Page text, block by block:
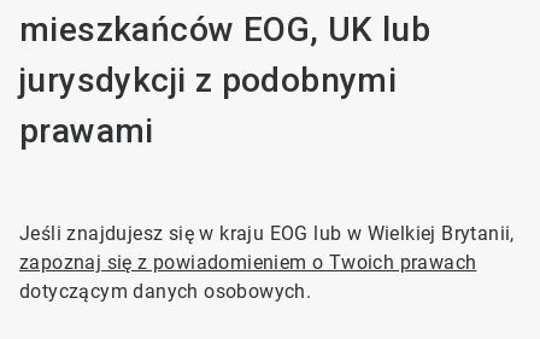
mieszkańców EOG, UK lub
jurysdykcji z podobnymi
prawami
Jeśli znajdujesz się w kraju EOG lub w Wielkiej Brytanii,
zapoznaj się z powiadomieniem o Twoich prawach
dotyczącym danych osobowych.